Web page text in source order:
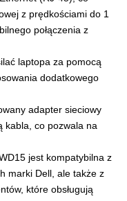
z prędkościami do 1
połączenia z
laptopa za pomocą
dodatkowego
adapter sieciowy
kabla, co pozwala na
jest kompatybilna z
marki Dell, ale także z
które obsługują